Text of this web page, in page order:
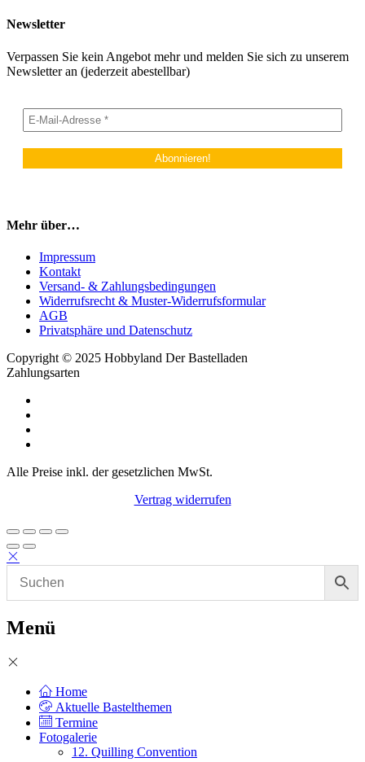
Newsletter
Verpassen Sie kein Angebot mehr und melden Sie sich zu unserem
Newsletter an (jederzeit abestellbar)
Mehr über…
Impressum
Kontakt
Versand- & Zahlungsbedingungen
Widerrufsrecht & Muster-Widerrufsformular
AGB
Privatsphäre und Datenschutz
Copyright © 2025 Hobbyland Der Bastelladen
Zahlungsarten
Alle Preise inkl. der gesetzlichen MwSt.
Vertrag widerrufen
Menü
Home
Aktuelle Bastelthemen
Termine
Fotogalerie
12. Quilling Convention